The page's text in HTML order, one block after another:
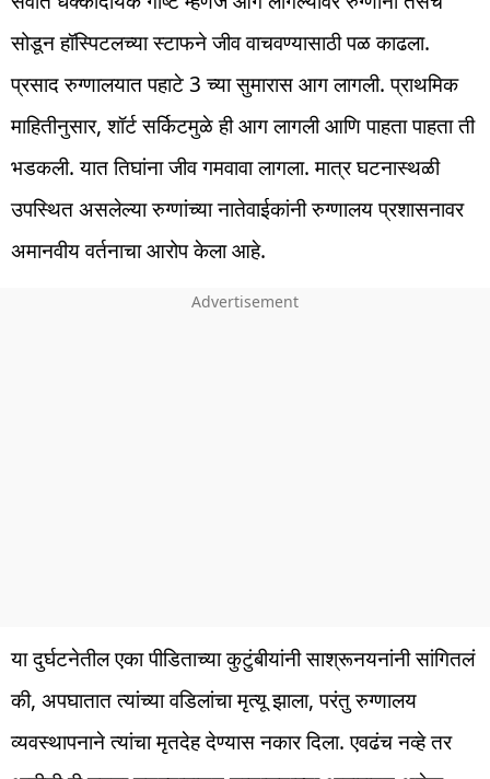
सोडून हॉस्पिटलच्या स्टाफने जीव वाचवण्यासाठी पळ काढला.
प्रसाद रुग्णालयात पहाटे 3 च्या सुमारास आग लागली. प्राथमिक
माहितीनुसार, शॉर्ट सर्किटमुळे ही आग लागली आणि पाहता पाहता ती
भडकली. यात तिघांना जीव गमवावा लागला. मात्र घटनास्थळी
उपस्थित असलेल्या रुग्णांच्या नातेवाईकांनी रुग्णालय प्रशासनावर
अमानवीय वर्तनाचा आरोप केला आहे.
या दुर्घटनेतील एका पीडिताच्या कुटुंबीयांनी साश्रूनयनांनी सांगितलं
की, अपघातात त्यांच्या वडिलांचा मृत्यू झाला, परंतु रुग्णालय
व्यवस्थापनाने त्यांचा मृतदेह देण्यास नकार दिला. एवढंच नव्हे तर